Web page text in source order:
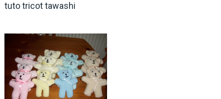
tuto tricot tawashi